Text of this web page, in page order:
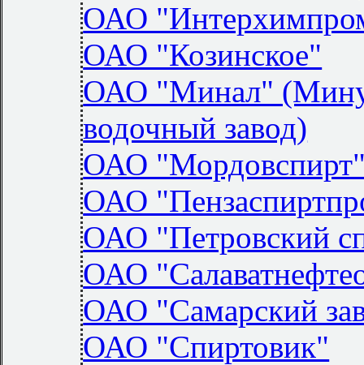
ОАО
ОАО "Козинское"
ОАО "Минал"
водочный завод)
ОАО
ОАО
ОАО "Петровский
ОАО
ОАО "Самарский
ОАО "Спиртовик"